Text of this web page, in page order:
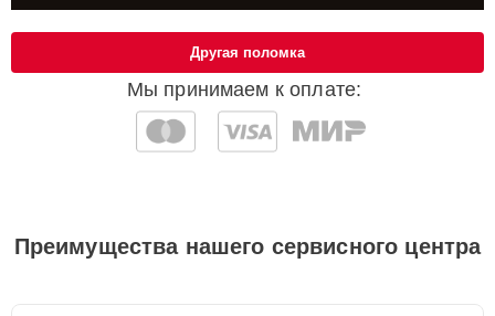
Мы принимаем к оплате:
Другая поломка
Преимущества нашего сервисного центра